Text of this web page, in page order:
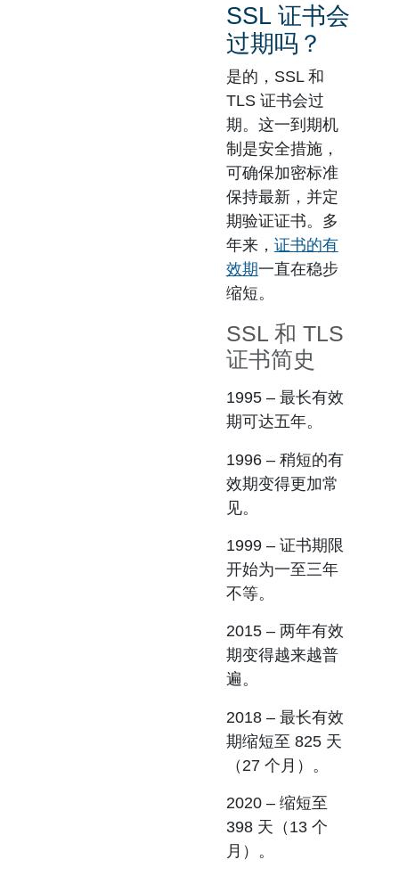
SSL 证书会
过期吗？
是的，SSL 和
TLS 证书会过
期。这一到期机
制是安全措施，
可确保加密标准
保持最新，并定
期验证证书。多
年来， 证书的有
效期一直在稳步
缩短。
SSL 和 TLS
证书简史
1995– 最长有效
期可达五年。
1996– 稍短的有
效期变得更加常
见。
1999– 证书期限
开始为一至三年
不等。
2015– 两年有效
期变得越来越普
遍。
2018– 最长有效
期缩短至 825 天
（27 个月）。
2020– 缩短至
398 天（13 个
月）。